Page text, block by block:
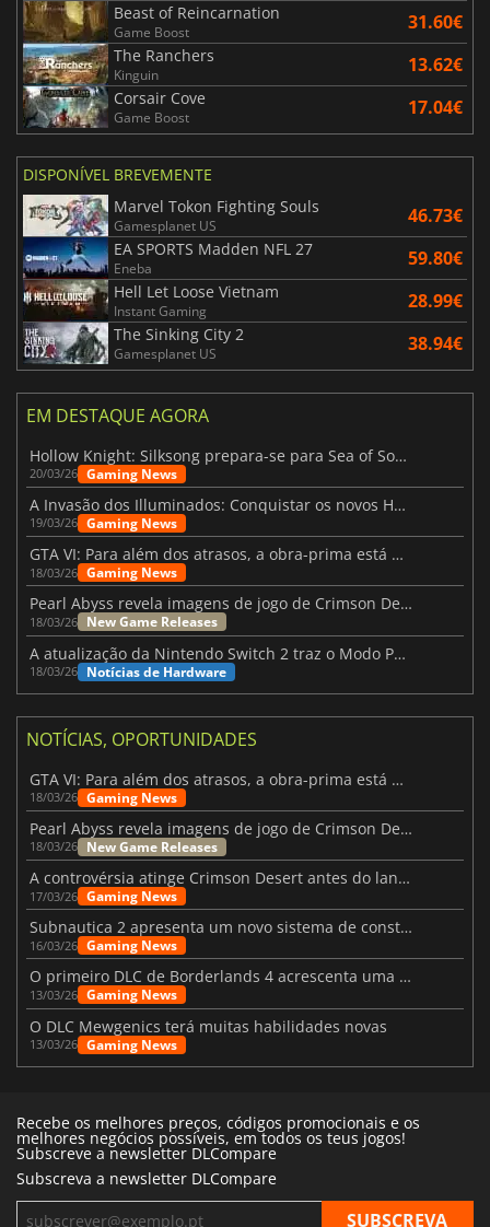
Beast of Reincarnation
Game Boost 31.60€
The Ranchers
Kinguin 13.62€
Corsair Cove
Game Boost 17.04€
DISPONÍVEL BREVEMENTE
Marvel Tokon Fighting Souls
Gamesplanet US 46.73€
EA SPORTS Madden NFL 27
Eneba 59.80€
Hell Let Loose Vietnam
Instant Gaming 28.99€
The Sinking City 2
Gamesplanet US 38.94€
EM DESTAQUE AGORA
Hollow Knight: Silksong prepara-se para Sea of Sorrow com um patch
20/03/26 Gaming News
A Invasão dos Illuminados: Conquistar os novos Helldivers 2 Atualização!
19/03/26 Gaming News
GTA VI: Para além dos atrasos, a obra-prima está quase a chegar
18/03/26 Gaming News
Pearl Abyss revela imagens de jogo de Crimson Desert para a PS5
18/03/26 New Game Releases
A atualização da Nintendo Switch 2 traz o Modo Portátil aos jogos mais antigos da Switch
18/03/26 Notícias de Hardware
NOTÍCIAS, OPORTUNIDADES
GTA VI: Para além dos atrasos, a obra-prima está quase a chegar
18/03/26 Gaming News
Pearl Abyss revela imagens de jogo de Crimson Desert para a PS5
18/03/26 New Game Releases
A controvérsia atinge Crimson Desert antes do lançamento
17/03/26 Gaming News
Subnautica 2 apresenta um novo sistema de construção de bases
16/03/26 Gaming News
O primeiro DLC de Borderlands 4 acrescenta uma nova personagem e muito mais
13/03/26 Gaming News
O DLC Mewgenics terá muitas habilidades novas
13/03/26 Gaming News
Recebe os melhores preços, códigos promocionais e os
melhores negócios possíveis, em todos os teus jogos!
Subscreve a newsletter DLCompare
Subscreva a newsletter DLCompare